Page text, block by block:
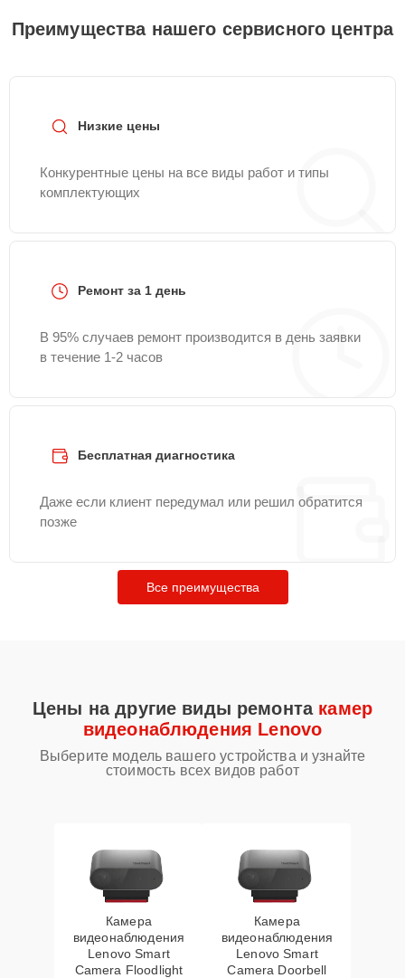
Преимущества нашего сервисного центра
Низкие цены
Конкурентные цены на все виды работ и типы
комплектующих
Ремонт за 1 день
В 95% случаев ремонт производится в день заявки
в течение 1-2 часов
Бесплатная диагностика
Даже если клиент передумал или решил обратится
позже
Все преимущества
Цены на другие виды ремонта камер
видеонаблюдения Lenovo
Выберите модель вашего устройства и узнайте
стоимость всех видов работ
Камера
видеонаблюдения
Lenovo Smart
Camera Floodlight
Камера
видеонаблюдения
Lenovo Smart
Camera Doorbell